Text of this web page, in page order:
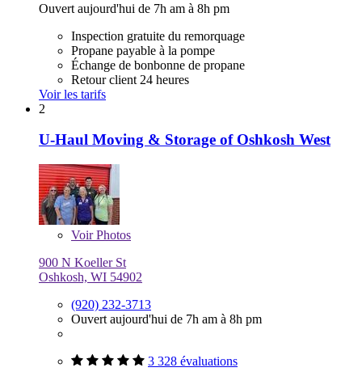
Ouvert aujourd'hui de 7h am à 8h pm
Inspection gratuite du remorquage
Propane payable à la pompe
Échange de bonbonne de propane
Retour client 24 heures
Voir les tarifs
2
U-Haul Moving & Storage of Oshkosh West
VoirPhotos
900 N Koeller St
Oshkosh, WI 54902
(920) 232-3713
Ouvert aujourd'hui de 7h am à 8h pm
3 328 évaluations